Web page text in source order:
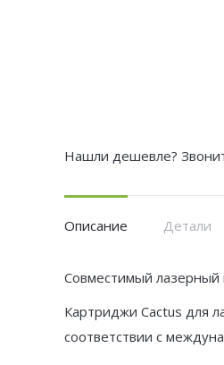
Нашли дешевле?
Описание Детали
Совместимый лазерный
Картриджи Cactus для
соответствии с